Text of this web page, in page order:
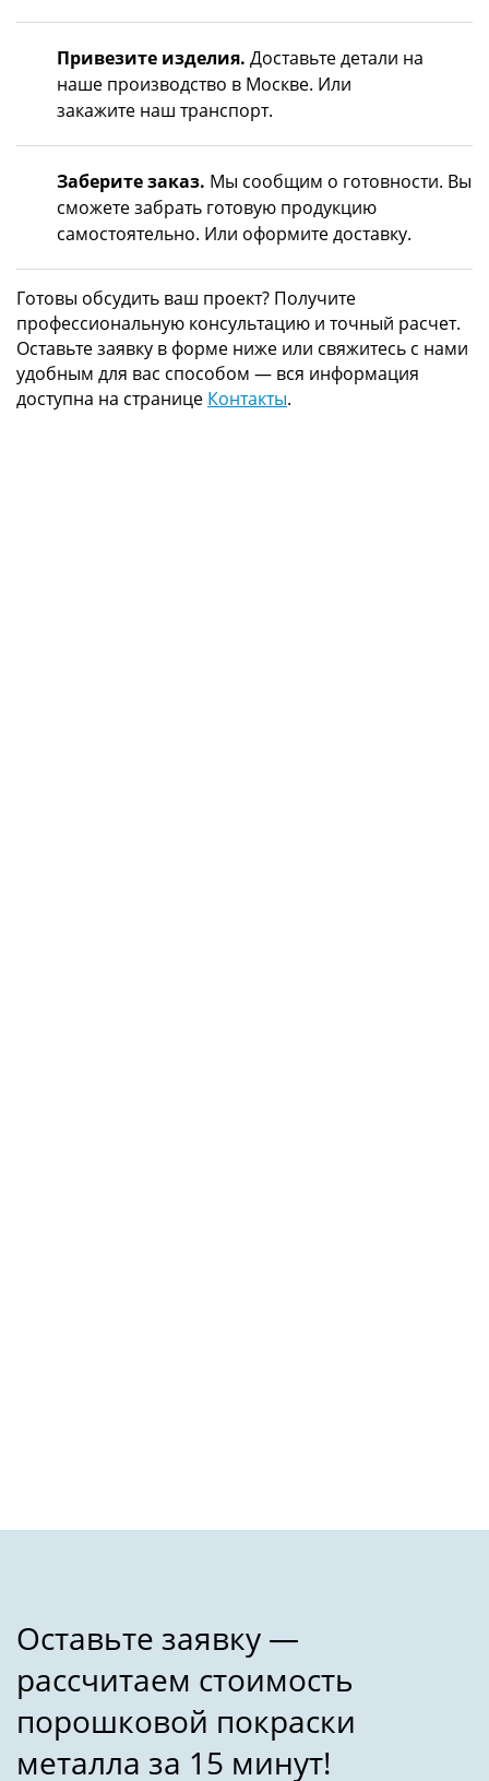
Привезите изделия. Доставьте детали на
наше производство в Москве. Или
закажите наш транспорт.
Заберите заказ. Мы сообщим о готовности. Вы
сможете забрать готовую продукцию
самостоятельно. Или оформите доставку.
Готовы обсудить ваш проект? Получите
профессиональную консультацию и точный расчет.
Оставьте заявку в форме ниже или свяжитесь с нами
удобным для вас способом — вся информация
доступна на странице Контакты.